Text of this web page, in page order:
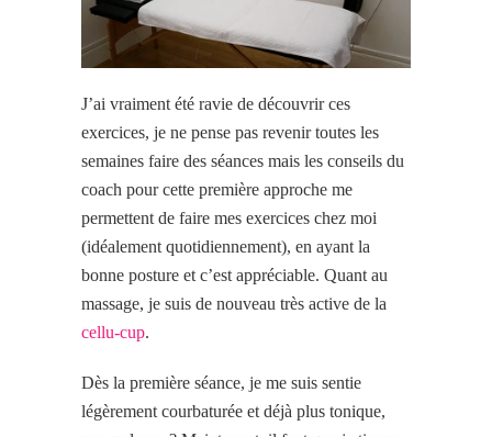
J’ai vraiment été ravie de découvrir ces
exercices, je ne pense pas revenir toutes les
semaines faire des séances mais les conseils du
coach pour cette première approche me
permettent de faire mes exercices chez moi
(idéalement quotidiennement), en ayant la
bonne posture et c’est appréciable. Quant au
massage, je suis de nouveau très active de la
cellu-cup.
Dès la première séance, je me suis sentie
légèrement courbaturée et déjà plus tonique,